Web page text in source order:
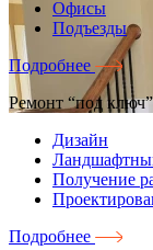
Офисы
Подъезды
Подробнее
Ремонт “под ключ”
Дизайн
Получение
Подробнее